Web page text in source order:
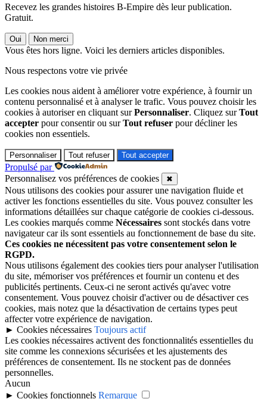
Recevez les grandes histoires B-Empire dès leur publication.
Gratuit.
Oui Non merci
Vous êtes hors ligne. Voici les derniers articles disponibles.
Nous respectons votre vie privée
Les cookies nous aident à améliorer votre expérience, à fournir un
contenu personnalisé et à analyser le trafic. Vous pouvez choisir les
cookies à autoriser en cliquant surPersonnaliser. Cliquez surTout
accepter pour consentir ou surTout refuser pour décliner les
cookies non essentiels.
Personnaliser Tout refuser Tout accepter
Propulsé par
Personnalisez vos préférences de cookies
✖
Nous utilisons des cookies pour assurer une navigation fluide et
activer les fonctions essentielles du site. Vous pouvez consulter les
informations détaillées sur chaque catégorie de cookies ci-dessous.
Les cookies marqués comme Nécessaires sont stockés dans votre
navigateur car ils sont essentiels au fonctionnement de base du site.
Ces cookies ne nécessitent pas votre consentement selon le
RGPD.
Nous utilisons également des cookies tiers pour analyser l'utilisation
du site, mémoriser vos préférences et fournir un contenu et des
publicités pertinents. Ceux-ci ne seront activés qu'avec votre
consentement. Vous pouvez choisir d'activer ou de désactiver ces
cookies, mais notez que la désactivation de certains types peut
affecter votre expérience de navigation.
► Cookies nécessaires Toujours actif
Les cookies nécessaires activent des fonctionnalités essentielles du
site comme les connexions sécurisées et les ajustements des
préférences de consentement. Ils ne stockent pas de données
personnelles.
Aucun
► Cookies fonctionnels Remarque